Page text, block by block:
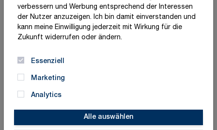
verbessern und Werbung entsprechend der Interessen
der Nutzer anzuzeigen. Ich bin damit einverstanden und
kann meine Einwilligung jederzeit mit Wirkung für die
Zukunft widerrufen oder ändern.
Essenziell
Marketing
Analytics
Alle auswählen